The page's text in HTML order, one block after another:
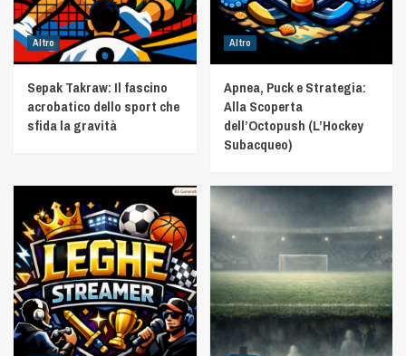
Altro
Sepak Takraw: Il fascino
acrobatico dello sport che
sfida la gravità
Altro
Apnea, Puck e Strategia:
Alla Scoperta
dell’Octopush (L’Hockey
Subacqueo)